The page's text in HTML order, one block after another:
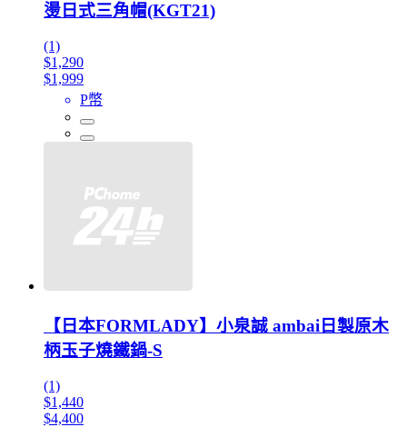
燙日式三角帽(KGT21)
(1)
$1,290
$1,999
P幣
【日本FORMLADY】小泉誠 ambai日製原木
柄玉子燒鐵鍋-S
(1)
$1,440
$4,400